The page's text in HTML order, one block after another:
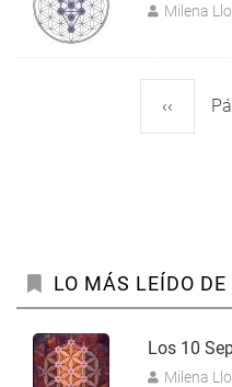
Milena
Página
‹‹
LO MÁS LEÍDO DE
Los 10
Milena